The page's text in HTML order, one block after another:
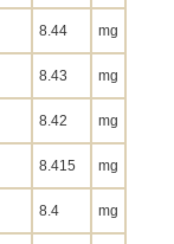
8.44 mg
8.43 mg
8.42 mg
8.415 mg
8.4 mg